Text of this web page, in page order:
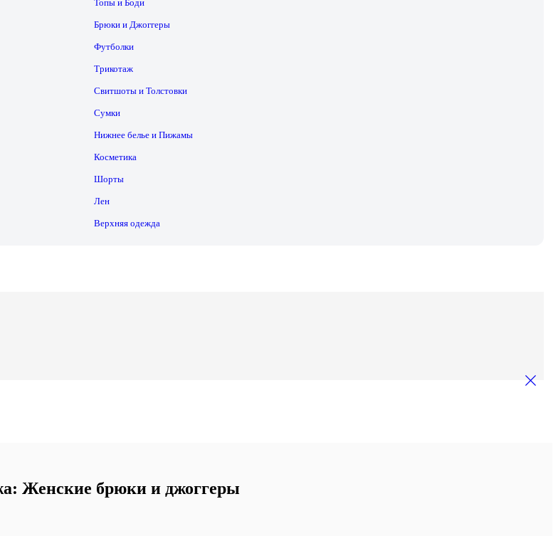
Топы и Боди
Брюки и Джоггеры
Футболки
Трикотаж
Свитшоты и Толстовки
Сумки
Нижнее белье и Пижамы
Косметика
Шорты
Лен
Верхняя одежда
Женские брюки и джоггеры